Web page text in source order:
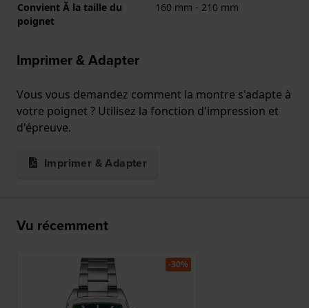
Convient Ă la taille du
poignet
160 mm - 210 mm
Imprimer & Adapter
Vous vous demandez comment la montre s'adapte à
votre poignet ? Utilisez la fonction d'impression et
d'épreuve.
Imprimer & Adapter
Vu récemment
-30%